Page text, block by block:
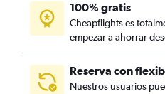
100% gratis
Cheapflights es
empezar a ahorrar
Reserva con
Nuestros usuarios